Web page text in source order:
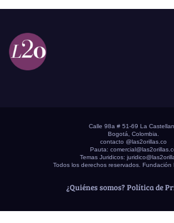
Calle 98a # 51-69 La
Bogotá, Colombia.
contacto @las2orillas.co
Pauta:
Temas Juridicos:
Todos los derechos reservados. Fundación
¿Quiénes somos? Política de